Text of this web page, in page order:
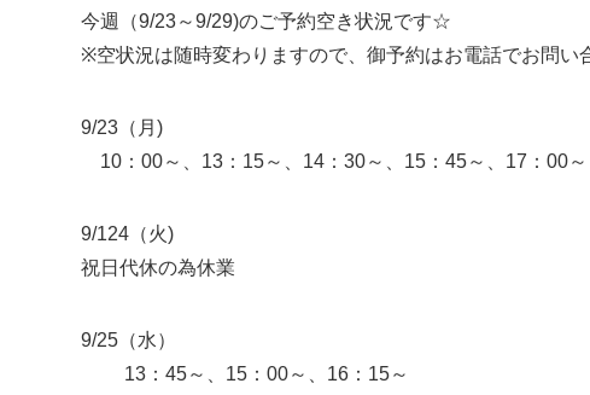
今週（9/23～9/29)のご予約空き状況です☆
※空状況は随時変わりますので、御予約はお電話でお問
9/23（月)
10：00～、13：15～、14：30～、15：45～、17：00～
9/124（火)
祝日代休の為休業
9/25（水）
13：45～、15：00～、16：15～